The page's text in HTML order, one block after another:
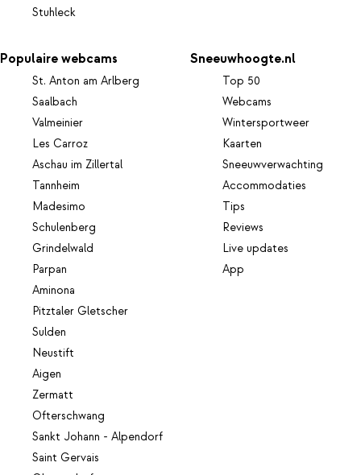
Stuhleck
Populaire webcams
St. Anton am Arlberg
Saalbach
Valmeinier
Les Carroz
Aschau im Zillertal
Tannheim
Madesimo
Schulenberg
Grindelwald
Parpan
Aminona
Pitztaler Gletscher
Sulden
Neustift
Aigen
Zermatt
Ofterschwang
Sankt Johann - Alpendorf
Saint Gervais
Sneeuwhoogte.nl
Top 50
Webcams
Wintersportweer
Kaarten
Sneeuwverwachting
Accommodaties
Tips
Reviews
Live updates
App